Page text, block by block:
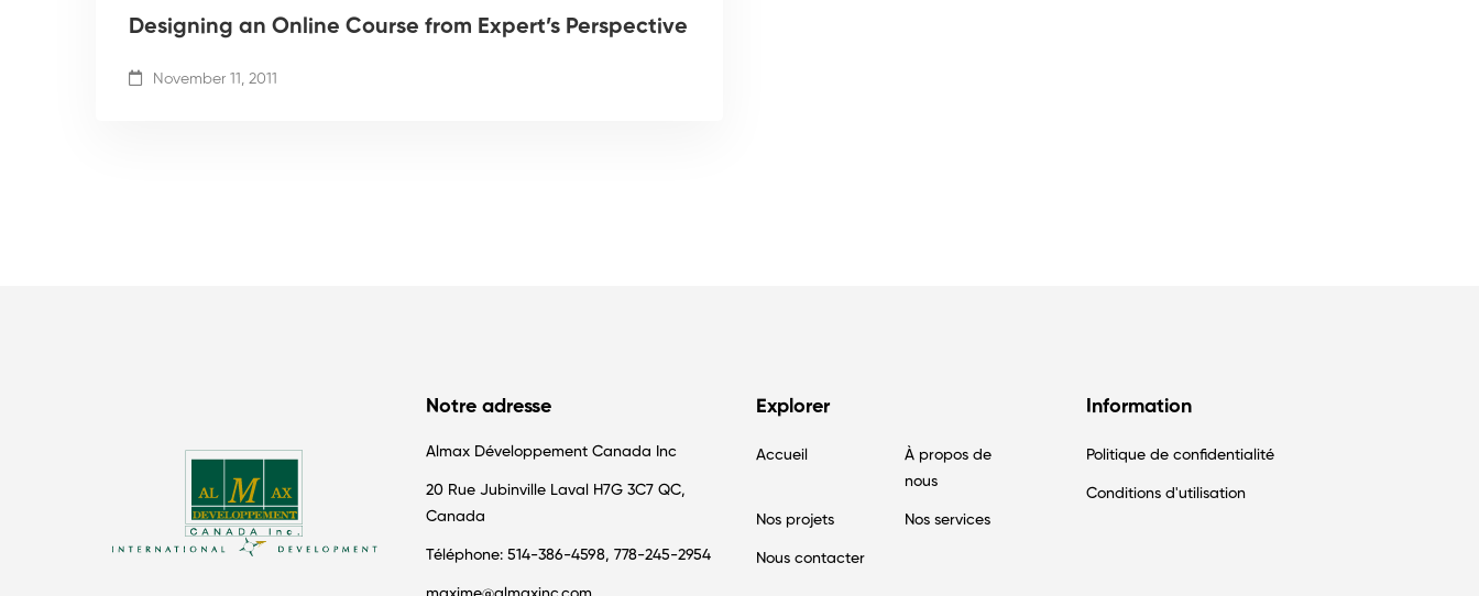
Designing an Online Course from Expert’s Perspective
November 11, 2011
Notre adresse
Almax Développement Canada Inc
20 Rue Jubinville Laval H7G 3C7 QC,
Canada
Téléphone: 514-386-4598, 778-245-2954
Explorer
Accueil
À propos de
nous
Nos projets Nos services
Nous contacter
Information
Politique de confidentialité
Conditions d'utilisation